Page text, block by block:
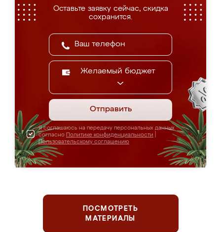
Оставьте заявку сейчас, скидка
сохранится.
Желаемый бюджет
Отправить
Я соглашаюсь на передачу персональных данных
согласно Политике конфиденциальности
Пользовательскому соглашению
ПОСМОТРЕТЬ
МАТЕРИАЛЫ